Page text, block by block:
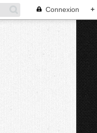
Connexion +